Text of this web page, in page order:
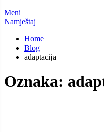
Meni
Namještaj
Home
Blog
adaptacija
Oznaka: